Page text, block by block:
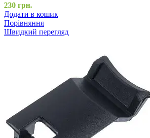
230 грн.
Додати в кошик
Порівняння
Швидкий перегляд